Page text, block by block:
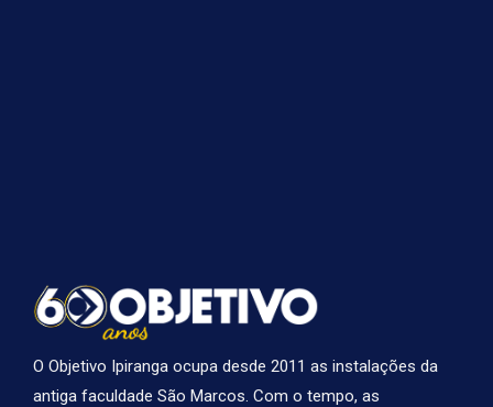
O Objetivo Ipiranga ocupa desde 2011 as instalações da
antiga faculdade São Marcos. Com o tempo, as